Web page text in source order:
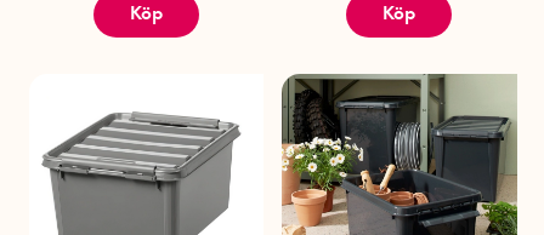
Köp Köp